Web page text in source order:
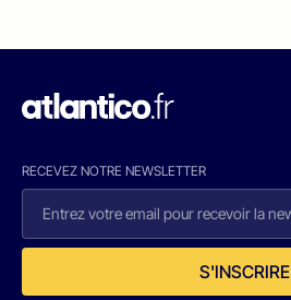
RECEVEZ NOTRE NEWSLETTER
S'INSCRIRE